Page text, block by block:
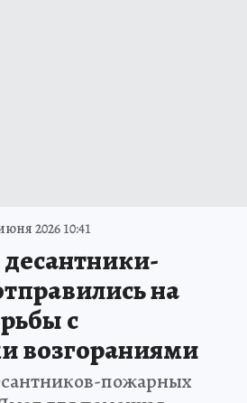
2026 10:41
на
с
возгораниями
пожарных